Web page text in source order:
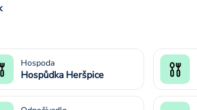
Hospoda
Hospůdka Heršpice